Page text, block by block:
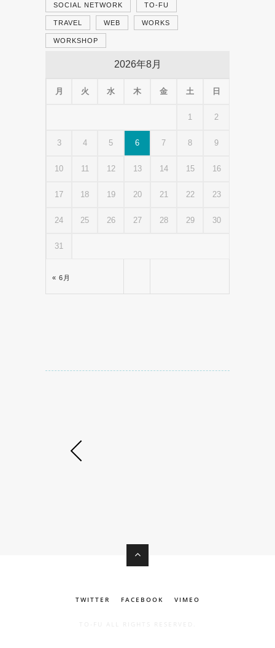
SOCIAL NETWORK TO-FU
TRAVEL WEB WORKS
WORKSHOP
2026年8月
月 火 水 木 金 土 日
« 6月
1 2
3 4 5 6 7 8 9
10 11 12 13 14 15 16
17 18 19 20 21 22 23
24 25 26 27 28 29 30
31

TWITTER FACEBOOK VIMEO